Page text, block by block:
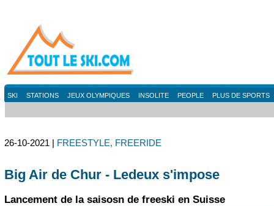
SKI STATIONS JEUX OLYMPIQUES INSOLITE PEOPLE PLUS DE SPORTS
26-10-2021 | FREESTYLE, FREERIDE
Big Air de Chur - Ledeux s'impose
Lancement de la saisosn de freeski en Suisse